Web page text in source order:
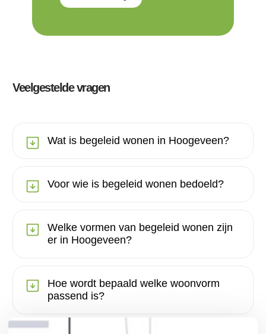
Veelgestelde vragen
Wat is begeleid wonen in Hoogeveen?
Voor wie is begeleid wonen bedoeld?
Welke vormen van begeleid wonen zijn
er in Hoogeveen?
Hoe wordt bepaald welke woonvorm
passend is?